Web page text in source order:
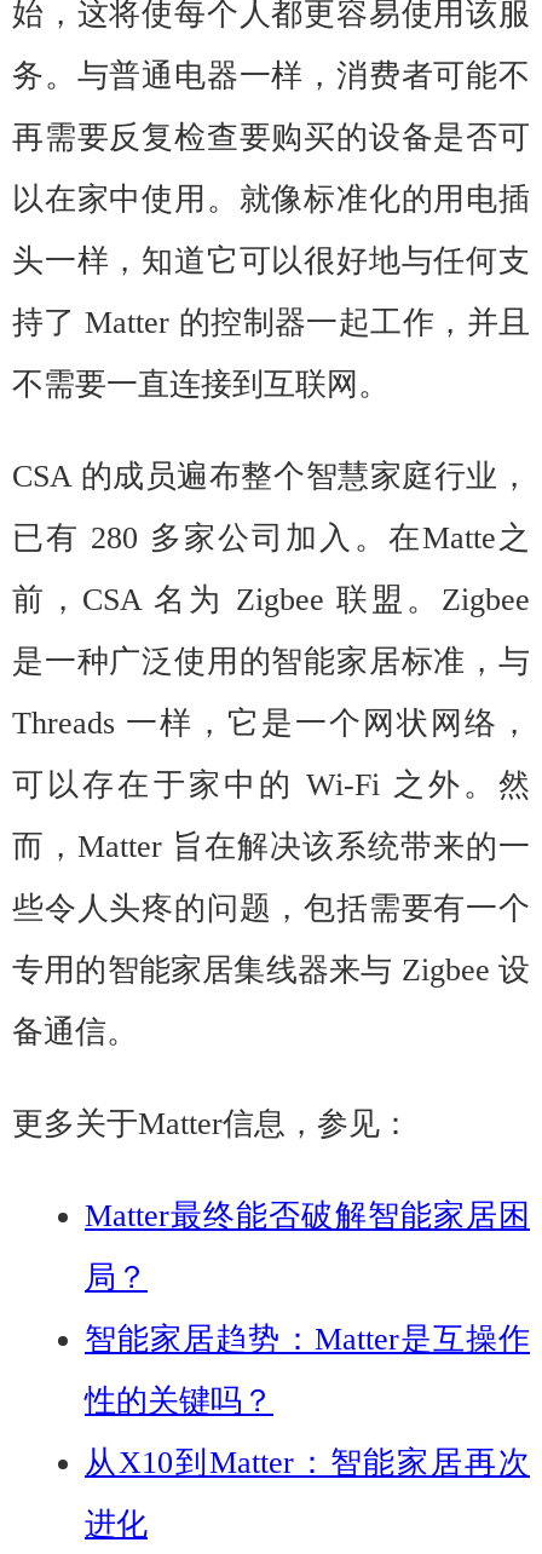
始，这将使每个人都更容易使用该服
务。与普通电器一样，消费者可能不
再需要反复检查要购买的设备是否可
以在家中使用。就像标准化的用电插
头一样，知道它可以很好地与任何支
持了 Matter 的控制器一起工作，并且
不需要一直连接到互联网。
CSA 的成员遍布整个智慧家庭行业，
已有 280 多家公司加入。在Matte之
前，CSA 名为 Zigbee 联盟。Zigbee
是一种广泛使用的智能家居标准，与
Threads 一样，它是一个网状网络，
可以存在于家中的 Wi-Fi 之外。然
而，Matter 旨在解决该系统带来的一
些令人头疼的问题，包括需要有一个
专用的智能家居集线器来与 Zigbee 设
备通信。
更多关于Matter信息，参见：
Matter最终能否破解智能家居困
局？
智能家居趋势：Matter是互操作
性的关键吗？
从X10到Matter：智能家居再次
进化